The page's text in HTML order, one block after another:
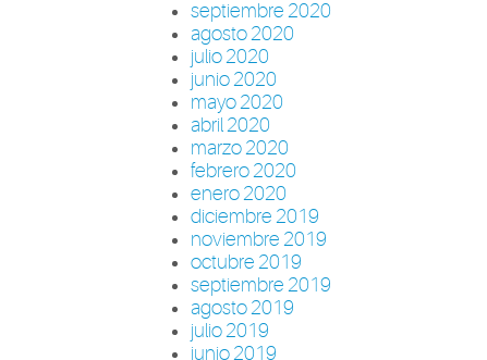
septiembre 2020
agosto 2020
julio 2020
junio 2020
mayo 2020
abril 2020
marzo 2020
febrero 2020
enero 2020
diciembre 2019
noviembre 2019
octubre 2019
septiembre 2019
agosto 2019
julio 2019
junio 2019